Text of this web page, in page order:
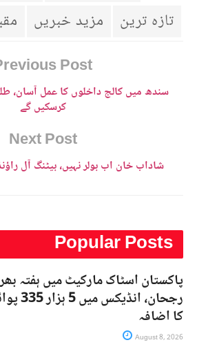
تازہ ترین
مزید خبریں
Post
سندھ میں کالج داخلوں کا عمل آسان،
کرسکیں گے
Next Post
شاداب خان اب بولر نہیں، بیٹنگ آل
Popular Posts
پاکستان اسٹاک مارکیٹ میں ہفتہ
رجحان،
کا اضافہ
August 8, 2026